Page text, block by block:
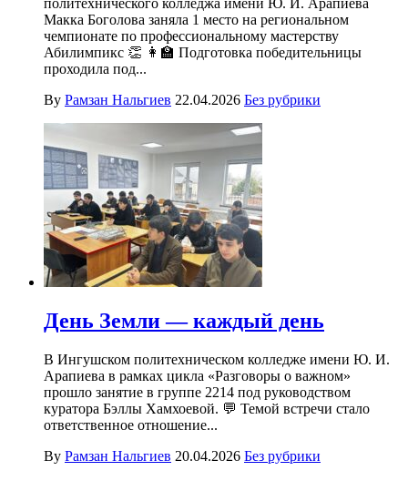
политехнического колледжа имени Ю. И. Арапиева
Макка Боголова заняла 1 место на региональном
чемпионате по профессиональному мастерству
Абилимпикс 👏 👩‍🏫 Подготовка победительницы
проходила под...
By Рамзан Нальгиев 22.04.2026 Без рубрики
День Земли — каждый день
В Ингушском политехническом колледже имени Ю. И.
Арапиева в рамках цикла «Разговоры о важном»
прошло занятие в группе 2214 под руководством
куратора Бэллы Хамхоевой. 💬 Темой встречи стало
ответственное отношение...
By Рамзан Нальгиев 20.04.2026 Без рубрики